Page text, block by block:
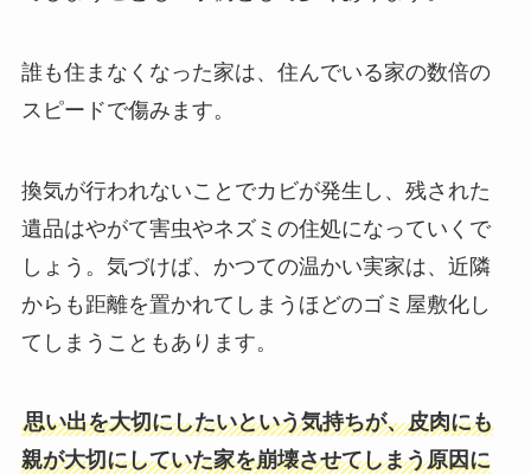
誰も住まなくなった家は、住んでいる家の数倍の
スピードで傷みます。
換気が行われないことでカビが発生し、残された
遺品はやがて害虫やネズミの住処になっていくで
しょう。気づけば、かつての温かい実家は、近隣
からも距離を置かれてしまうほどのゴミ屋敷化し
てしまうこともあります。
思い出を大切にしたいという気持ちが、皮肉にも
親が大切にしていた家を崩壊させてしまう原因に